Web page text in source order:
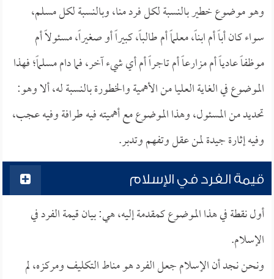
وهو موضوع خطير بالنسبة لكل فرد منا، وبالنسبة لكل مسلم،
سواء كان أباً أم ابناً، معلماً أم طالباً، كبيراً أو صغيراً، مسئولاً أم
موظفاً عادياً أم مزارعاً أم تاجراً أم أي شيء آخر، فما دام مسلماً؛ فهذا
الموضوع في الغاية العليا من الأهمية والخطورة بالنسبة له، ألا وهو:
تحديد من المسئول، وهذا الموضوع مع أهميته فيه طرافة وفيه عجب،
وفيه إثارة جيدة لمن عقل وتفهم وتدبر.
قيمة الفرد في الإسلام
أول نقطة في هذا الموضوع كمقدمة إليه، هي: بيان قيمة الفرد في
الإسلام.
ونحن نجد أن الإسلام جعل الفرد هو مناط التكليف ومركزه، لم